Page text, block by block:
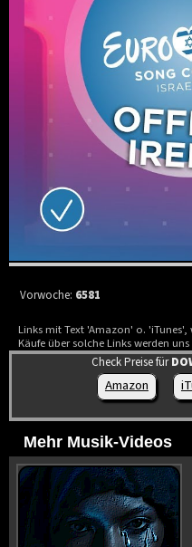
Vorwoche: 6581
Links mit Text 'Amazon' o. 'iTunes',
Käufe über solche Links werden
Check Preise für
Amazon
Mehr Musik-Videos